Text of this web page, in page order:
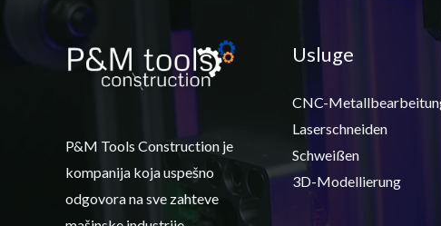
P&M Tools Construction je
kompanija koja uspešno
odgovora na sve zahteve
Usluge
CNC-
Laserschneiden
Schweißen
3D-Modellierung